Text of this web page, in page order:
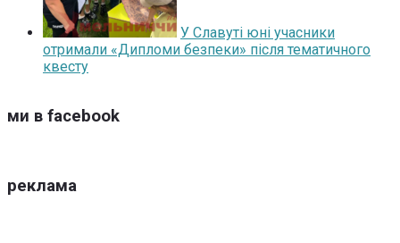
У Славуті юні учасники
отримали «Дипломи безпеки» після тематичного
квесту
ми в facebook
реклама